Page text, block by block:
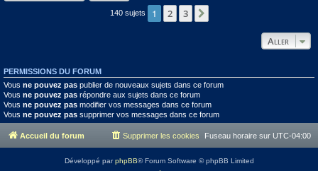
140 sujets 1 2 3
Aller
PERMISSIONS DU FORUM
Vous ne pouvez pas publier de nouveaux sujets dans ce forum
Vous ne pouvez pas répondre aux sujets dans ce forum
Vous ne pouvez pas modifier vos messages dans ce forum
Vous ne pouvez pas supprimer vos messages dans ce forum
Accueil du forum Fuseau horaire sur UTC-04:00
Supprimer les cookies
Développé parphpBB® Forum Software © phpBB Limited